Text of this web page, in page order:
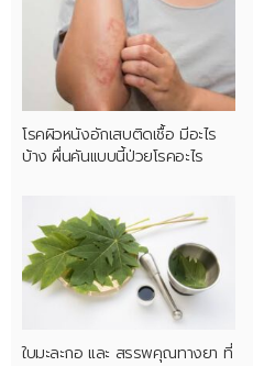
โรคผิวหนังอักเสบติดเชื้อ มีอะไร
บ้าง ผื่นคันแบบนี้ป่วยโรคอะไร
ใบมะละกอ และ สรรพคุณทางยา ที่